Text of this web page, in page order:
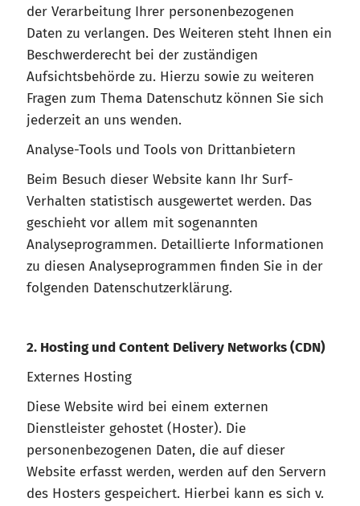
der Verarbeitung Ihrer personenbezogenen
Daten zu verlangen. Des Weiteren steht Ihnen ein
Beschwerderecht bei der zuständigen
Aufsichtsbehörde zu. Hierzu sowie zu weiteren
Fragen zum Thema Datenschutz können Sie sich
jederzeit an uns wenden.
Analyse-Tools und Tools von Drittanbietern
Beim Besuch dieser Website kann Ihr Surf-
Verhalten statistisch ausgewertet werden. Das
geschieht vor allem mit sogenannten
Analyseprogrammen. Detaillierte Informationen
zu diesen Analyseprogrammen finden Sie in der
folgenden Datenschutzerklärung.
2. Hosting und Content Delivery Networks (CDN)
Externes Hosting
Diese Website wird bei einem externen
Dienstleister gehostet (Hoster). Die
personenbezogenen Daten, die auf dieser
Website erfasst werden, werden auf den Servern
des Hosters gespeichert. Hierbei kann es sich v.